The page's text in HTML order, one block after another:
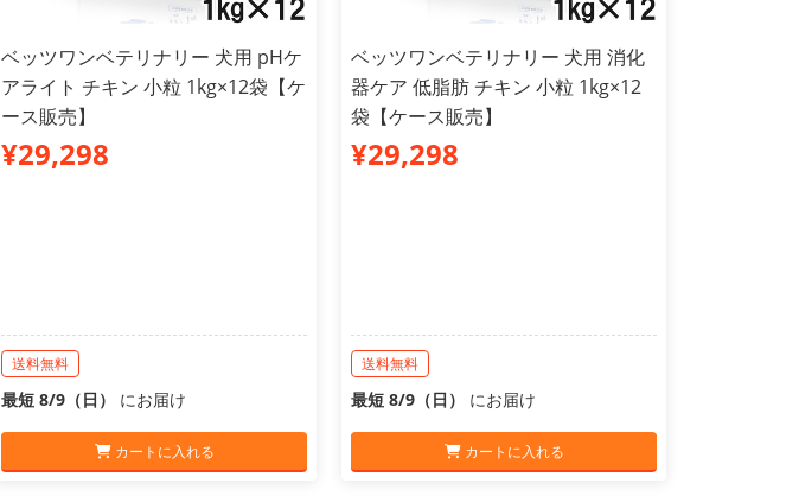
ベッツワンベテリナリー 犬用 pHケ
アライト チキン 小粒 1kg×12袋【ケ
ース販売】
¥29,298
送料無料
最短 8/9（日） にお届け
カートに入れる
ベッツワンベテリナリー 犬用 消化
器ケア 低脂肪 チキン 小粒 1kg×12
袋【ケース販売】
¥29,298
送料無料
最短 8/9（日） にお届け
カートに入れる